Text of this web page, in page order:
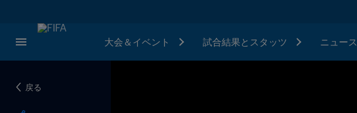
大会＆イベント 試合結果とスタッツ ニュース
戻る